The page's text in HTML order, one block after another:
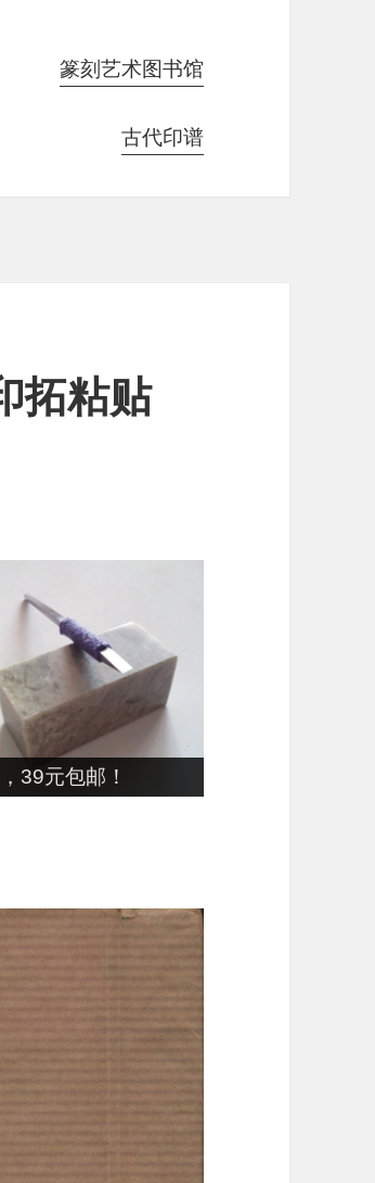
篆刻艺术图书馆
古代印谱
拓粘贴
39元包邮！